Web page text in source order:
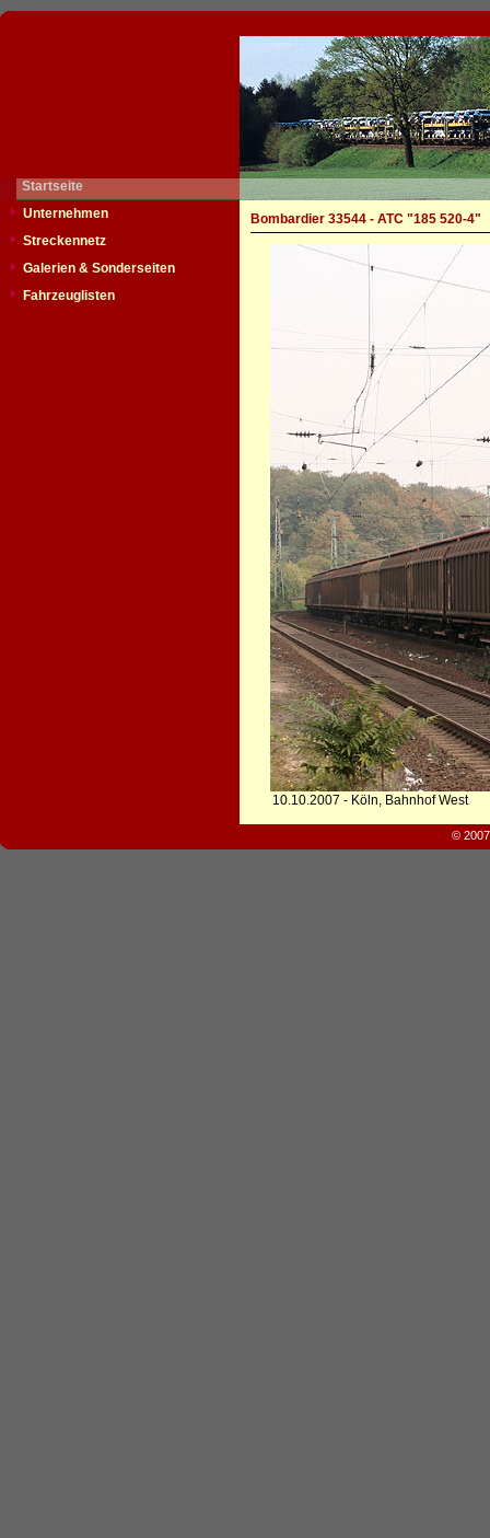
Startseite
Unternehmen
Streckennetz
Galerien & Sonderseiten
Fahrzeuglisten
Bombardier 33544 - ATC "185 520-4"
10.10.2007 - Köln, Bahnhof West
©